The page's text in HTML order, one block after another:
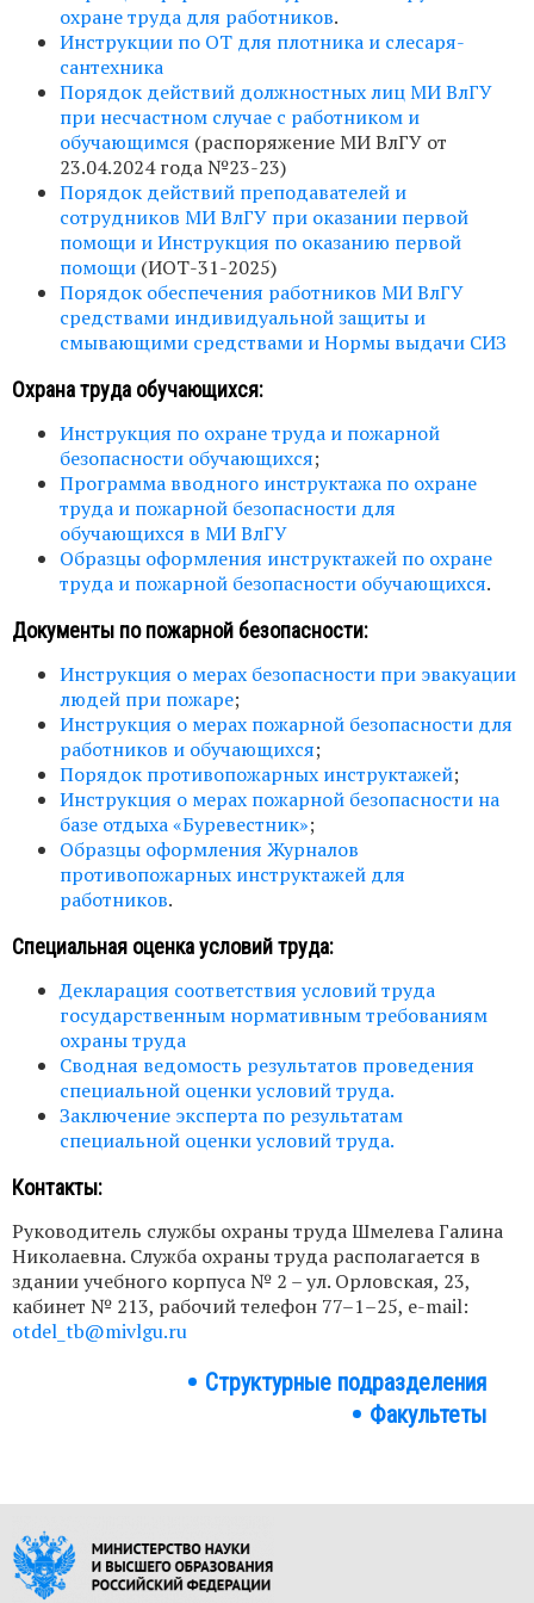
охране труда для работников.
Инструкции по ОТ для плотника и слесаря-
сантехника
Порядок действий должностных лиц МИ ВлГУ
при несчастном случае с работником и
обучающимся (распоряжение МИ ВлГУ от
23.04.2024 года №23-23)
Порядок действий преподавателей и
сотрудников МИ ВлГУ при оказании первой
помощи и Инструкция по оказанию первой
помощи (ИОТ-31-2025)
Порядок обеспечения работников МИ ВлГУ
средствами индивидуальной защиты и
смывающими средствами и Нормы выдачи СИЗ
Охрана труда обучающихся:
Инструкция по охране труда и пожарной
безопасности обучающихся;
Программа вводного инструктажа по охране
труда и пожарной безопасности для
обучающихся в МИ ВлГУ
Образцы оформления инструктажей по охране
труда и пожарной безопасности обучающихся.
Документы по пожарной безопасности:
Инструкция о мерах безопасности при эвакуации
людей при пожаре;
Инструкция о мерах пожарной безопасности для
работников и обучающихся;
Порядок противопожарных инструктажей;
Инструкция о мерах пожарной безопасности на
базе отдыха «Буревестник»;
Образцы оформления Журналов
противопожарных инструктажей для
работников.
Cпециальная оценка условий труда:
Декларация соответствия условий труда
государственным нормативным требованиям
охраны труда
Сводная ведомость результатов проведения
специальной оценки условий труда.
Заключение эксперта по результатам
специальной оценки условий труда.
Контакты:
Руководитель службы охраны труда Шмелева Галина
Николаевна. Служба охраны труда располагается в
здании учебного корпуса № 2 – ул. Орловская, 23,
кабинет № 213, рабочий телефон 77–1–25, e-mail:
otdel_tb@mivlgu.ru
Структурные подразделения
Факультеты